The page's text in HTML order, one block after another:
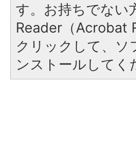
す。お持ちでない
Reader（Acrobat
クリックして、
ンストールしてく